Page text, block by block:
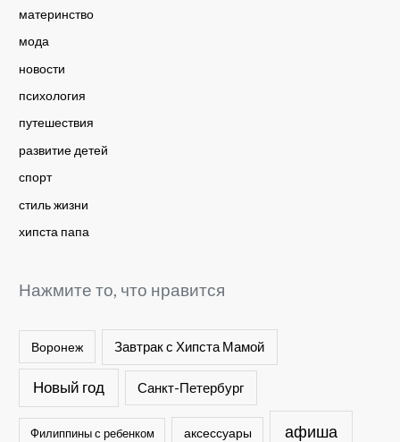
материнство
мода
новости
психология
путешествия
развитие детей
спорт
стиль жизни
хипста папа
Нажмите то, что нравится
Воронеж Завтрак с Хипста Мамой
Новый год Санкт-Петербург
Филиппины с ребенком аксессуары афиша